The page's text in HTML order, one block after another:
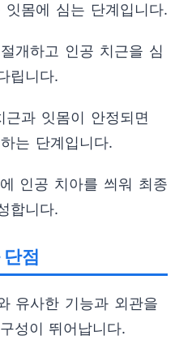
몸에 심는 단계입니다.
개하고 인공 치근을 심
립니다.
과 잇몸이 안정되면
는 단계입니다.
인공 치아를 씌워 최종
합니다.
점
유사한 기능과 외관을
성이 뛰어납니다.